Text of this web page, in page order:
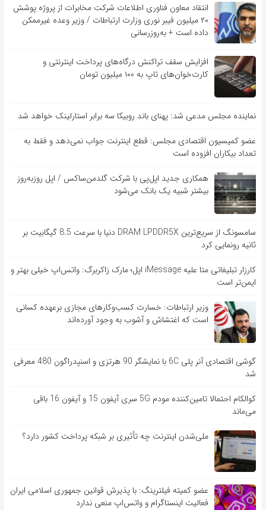
انتقاد معاون فناوری اطلاعات شرکت مخابرات از پروژه پوشش
۲۰ میلیون فیبر نوری وزارت ارتباطات / وزیر وعده غیرممکن
داده است + به‌روزرسانی
افزایش سقف تراکنش درگاه‌های پرداخت اینترنتی و
کارت‌خوان‌های تاپ به ۱۰۰ میلیون تومان
نماینده مجلس مدعی شد: پهنای باند روبیکا سه برابر استارلینک خواهد شد
عضو کمیسیون اقتصادی مجلس: قطع اینترنت جواب نمی‌دهد و فقط به
تعداد بیکاران افزوده است
همکاری جدید اپل‌پی با شرکت گلدمن‌ساکس / اپل روزبه‌روز
بیشتر شبیه یک بانک می‌شود
سامسونگ از سریع‌ترین DRAM LPDDR5X دنیا با سرعت 8.5 گیگابیت بر
ثانیه رونمایی کرد
کارزار تبلیغاتی متا علیه iMessage اپل؛ مارک زاکربرگ: واتس‌اپ خیلی بهتر و
ایمن‌تر است
وزیر ارتباطات: خسارت کسب‌وکارهای مجازی برعهده کسانی
است که اغتشاش و آشوب به وجود آورده‌اند
گوشی اقتصادی آنر پلی 6C با نمایشگر 90 هرتزی و اسنپدراگون 480 معرفی
شد
کوالکام احتمالا تامین‌کننده مودم 5G سری آیفون 15 و آیفون 16 باقی
می‌ماند
ملی‌شدن اینترنت چه تأثیری بر شبکه پرداخت کشور دارد؟
عضو کمیته فیلترینگ: با پذیرش قوانین جمهوری اسلامی ایران
فعالیت اینستاگرام و واتس‌اپ منعی ندارد